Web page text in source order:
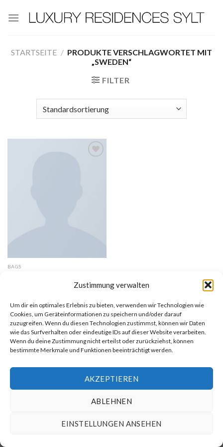
Zustimmung verwalten
Um dir ein optimales Erlebnis zu bieten, verwenden wir Technologien wie
Cookies, um Geräteinformationen zu speichern und/oder darauf
zuzugreifen. Wenn du diesen Technologien zustimmst, können wir Daten
wie das Surfverhalten oder eindeutige IDs auf dieser Website verarbeiten.
Wenn du deine Zustimmung nicht erteilst oder zurückziehst, können
bestimmte Merkmale und Funktionen beeinträchtigt werden.
AKZEPTIEREN
ABLEHNEN
EINSTELLUNGEN ANSEHEN
Inhalt
STARTSEITE / PRODUKTE VERSCHLAGWORTET MIT
„SWEDEN“
FILTER
BAGS
Bewertet
mit 3.50
von 5
29.00
SÖL TRAVEL ANREISE IMPRESSUM RECHTSCHUTZ